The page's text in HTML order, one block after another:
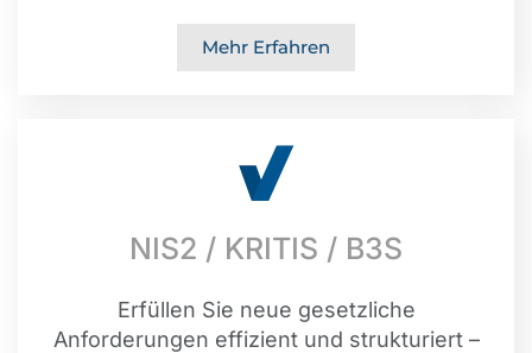
Mehr Erfahren
NIS2 / KRITIS / B3S
Erfüllen Sie neue gesetzliche
Anforderungen effizient und strukturiert –